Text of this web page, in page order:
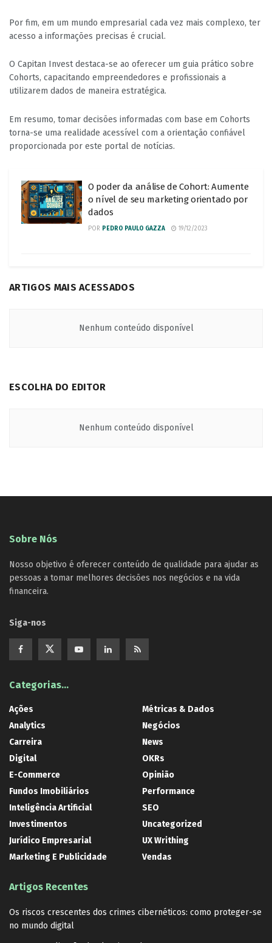
Por fim, em um mundo empresarial cada vez mais complexo, ter
acesso a informações precisas é crucial.
O Capitan Invest destaca-se ao oferecer um guia prático sobre
Cohorts, capacitando empreendedores e profissionais a
utilizarem dados de maneira estratégica.
Em resumo, tomar decisões informadas com base em Cohorts
torna-se uma realidade acessível com a orientação confiável
proporcionada por este portal de notícias.
O poder da análise de Cohort: Aumente
o nível de seu marketing orientado por
dados
POR PEDRO PAULO GAZZA 19/12/2023
ARTIGOS MAIS ACESSADOS
Nenhum conteúdo disponível
ESCOLHA DO EDITOR
Nenhum conteúdo disponível
Sobre Nós
Nosso objetivo é oferecer conteúdo de qualidade para ajudar as
pessoas a tomar melhores decisões nos negócios e na vida
financeira.
Siga-nos
Categorias…
Ações
Analytics
Carreira
Digital
E-Commerce
Fundos Imobiliários
Inteligência Artificial
Investimentos
Jurídico Empresarial
Marketing E Publicidade
Métricas & Dados
Negócios
News
OKRs
Opinião
Performance
SEO
Uncategorized
UX Writhing
Vendas
Artigos Recentes
Os riscos crescentes dos crimes cibernéticos: como proteger-se
no mundo digital